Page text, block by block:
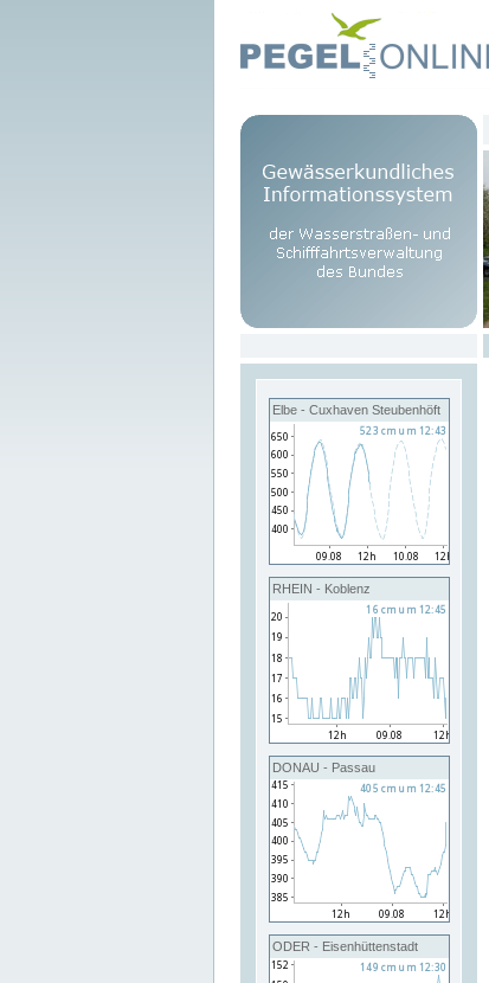
Elbe - Cuxhaven Steubenhöft
RHEIN - Koblenz
DONAU - Passau
ODER - Eisenhüttenstadt